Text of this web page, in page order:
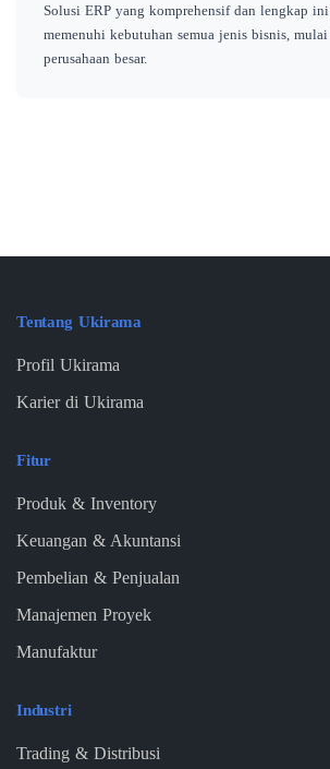
Solusi ERP yang komprehensif dan lengkap
memenuhi kebutuhan semua jenis bisnis,
perusahaan besar.
Tentang Ukirama
Profil Ukirama
Karier di Ukirama
Fitur
Produk & Inventory
Keuangan & Akuntansi
Pembelian & Penjualan
Manajemen Proyek
Manufaktur
Industri
Trading & Distribusi